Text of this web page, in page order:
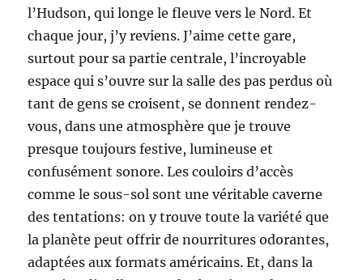
l’Hudson, qui longe le fleuve vers le Nord. Et
chaque jour, j’y reviens. J’aime cette gare,
surtout pour sa partie centrale, l’incroyable
espace qui s’ouvre sur la salle des pas perdus où
tant de gens se croisent, se donnent rendez-
vous, dans une atmosphère que je trouve
presque toujours festive, lumineuse et
confusément sonore. Les couloirs d’accès
comme le sous-sol sont une véritable caverne
des tentations: on y trouve toute la variété que
la planète peut offrir de nourritures odorantes,
adaptées aux formats américains. Et, dans la